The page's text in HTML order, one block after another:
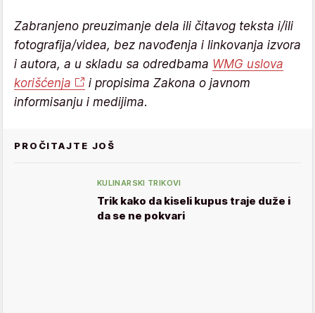
Zabranjeno preuzimanje dela ili čitavog teksta i/ili
fotografija/videa, bez navođenja i linkovanja izvora
i autora, a u skladu sa odredbama WMG uslova
korišćenja
i propisima Zakona o javnom
informisanju i medijima.
PROČITAJTE JOŠ
KULINARSKI TRIKOVI
Trik kako da kiseli kupus traje duže i
da se ne pokvari